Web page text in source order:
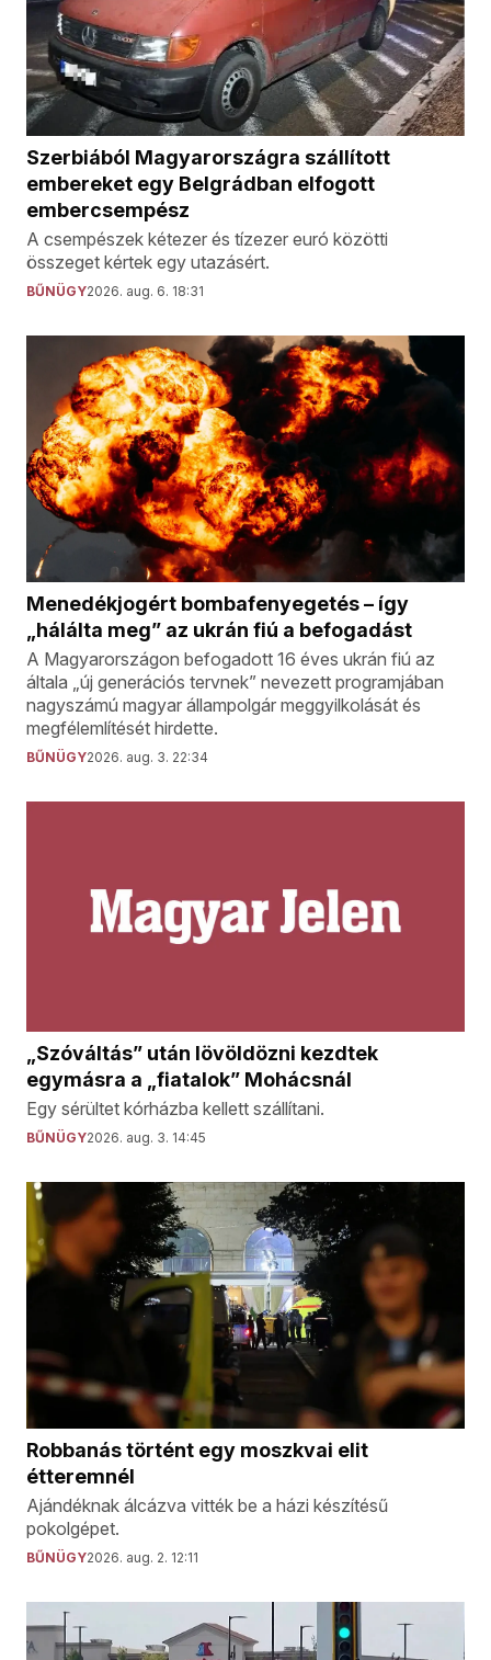
Szerbiából Magyarországra szállított
embereket egy Belgrádban elfogott
embercsempész
A csempészek kétezer és tízezer euró közötti
összeget kértek egy utazásért.
BŰNÜGY2026. aug. 6. 18:31
Menedékjogért bombafenyegetés – így
„hálálta meg” az ukrán fiú a befogadást
A Magyarországon befogadott 16 éves ukrán fiú az
általa „új generációs tervnek” nevezett programjában
nagyszámú magyar állampolgár meggyilkolását és
megfélemlítését hirdette.
BŰNÜGY2026. aug. 3. 22:34
„Szóváltás” után lövöldözni kezdtek
egymásra a „fiatalok” Mohácsnál
Egy sérültet kórházba kellett szállítani.
BŰNÜGY2026. aug. 3. 14:45
Robbanás történt egy moszkvai elit
étteremnél
Ajándéknak álcázva vitték be a házi készítésű
pokolgépet.
BŰNÜGY2026. aug. 2. 12:11